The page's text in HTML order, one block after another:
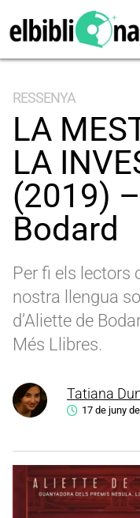
RESSENYA
LA
LA
(2019)
Bodard
Per fi els lectors
nostra llengua
d’Aliette de
Més Llibres.
Tatiana
17 de juny